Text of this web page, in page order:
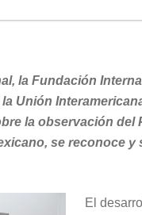
la Fundación
Unión
la observación del
se reconoce
El